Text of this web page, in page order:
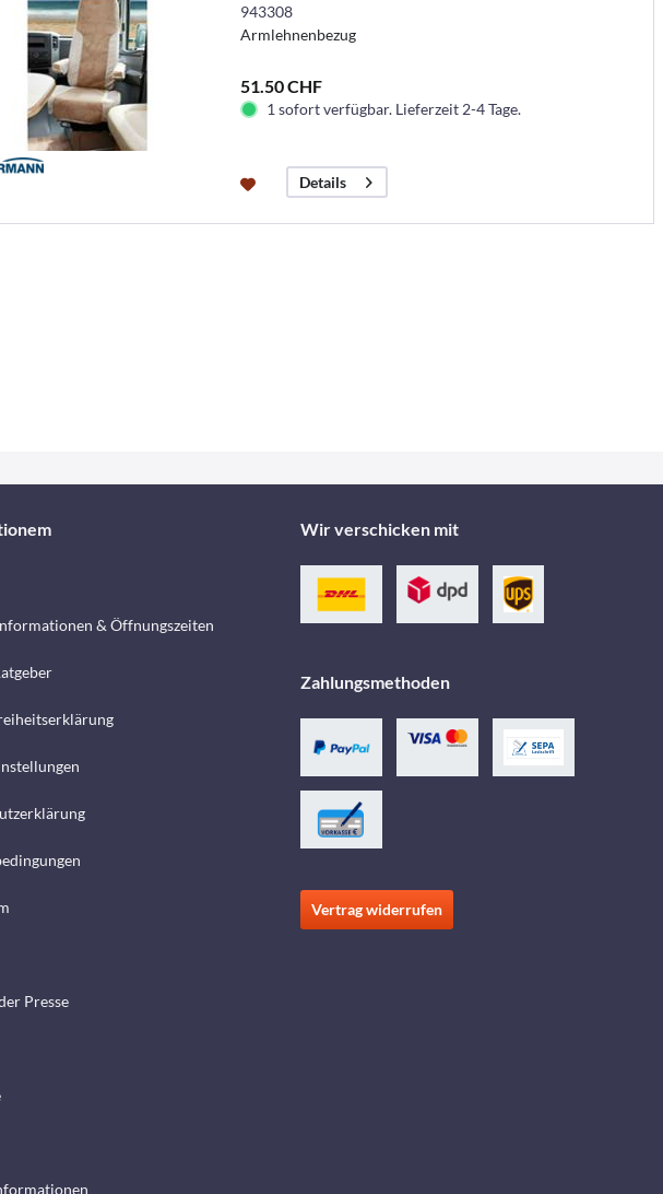
943308
Armlehnenbezug
51.50 CHF
1 sofort verfügbar. Lieferzeit 2-4 Tage.
Details
& Öffnungszeiten
Presse
Wir verschicken mit
Zahlungsmethoden
Vertrag widerrufen